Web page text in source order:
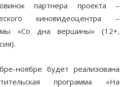
партнера проекта –
киновидеоцентра –
«Со дна вершины» (12+,
ноябре будет реализована
программа «На